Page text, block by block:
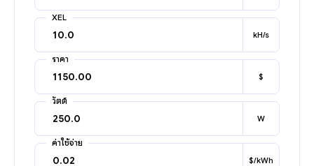
XEL
kH/s
ราคา
$
วัตต์
W
ค่าใช้จ่าย
$/kWh